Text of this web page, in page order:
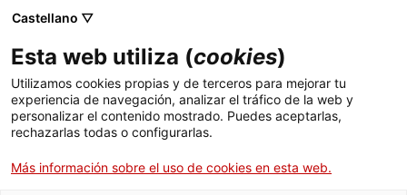
Menú
Buscador
ACCIÓ - Agencia para el crecimiento de las empresas
ACCIÓ - Agencia para el crecimiento de las empresas
Inicio
Ayudas y servicios
Países
Subvenciones para el Programa
Jóvenes Cooperantes
Castellano ▽
Esta web utiliza (cookies)
Utilizamos cookies propias y de terceros para mejorar tu
experiencia de navegación, analizar el tráfico de la web y
personalizar el contenido mostrado. Puedes aceptarlas,
rechazarlas todas o configurarlas.
Más información sobre el uso de cookies en esta web.